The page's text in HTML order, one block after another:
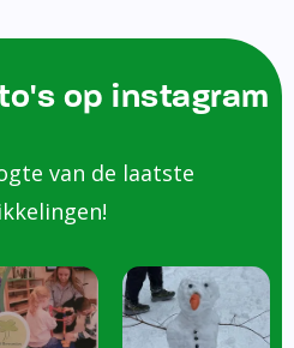
op instagram
van de laatste